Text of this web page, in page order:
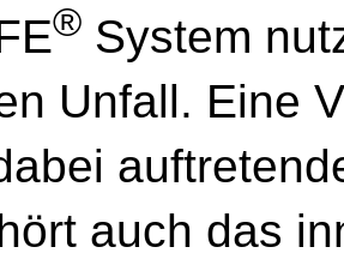
® System
Unfall. Eine
auch das